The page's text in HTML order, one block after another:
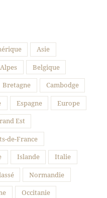
Instagram
Asie
Belgique
Bretagne Cambodge
Espagne Europe
Est
de-France
Islande Italie
Normandie
Occitanie